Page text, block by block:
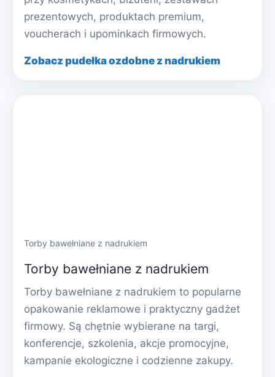
prezentowych, produktach premium,
voucherach i upominkach firmowych.
Zobacz pudełka ozdobne z nadrukiem
Torby bawełniane z nadrukiem
Torby bawełniane z nadrukiem
Torby bawełniane z nadrukiem to popularne
opakowanie reklamowe i praktyczny gadżet
firmowy. Są chętnie wybierane na targi,
konferencje, szkolenia, akcje promocyjne,
kampanie ekologiczne i codzienne zakupy.